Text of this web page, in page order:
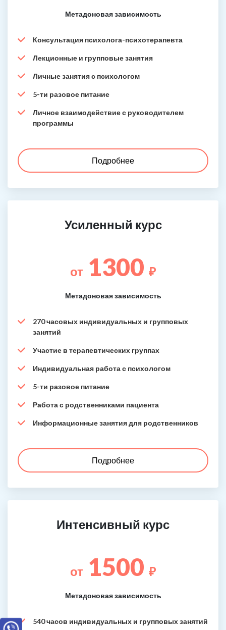
Метадоновая зависимость
Консультация психолога-психотерапевта
Лекционные и групповые занятия
Личные занятия с психологом
5-ти разовое питание
Личное взаимодействие с руководителем
программы
Подробнее
Усиленный курс
от 1300 ₽
Метадоновая зависимость
270 часовых индивидуальных и групповых
занятий
Участие в терапевтических группах
Индивидуальная работа с психологом
5-ти разовое питание
Работа с родственниками пациента
Информационные занятия для родственников
Подробнее
Интенсивный курс
от 1500 ₽
Метадоновая зависимость
540 часов индивидуальных и групповых занятий